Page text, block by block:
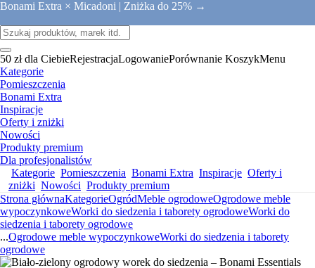
Bonami Extra × Micadoni | Zniżka do 25% →
50 zł dla CiebieRejestracjaLogowaniePorównanie KoszykMenu
Kategorie
Pomieszczenia
Bonami Extra
Inspiracje
Oferty i zniżki
Nowości
Produkty premium
Dla profesjonalistów
Kategorie Pomieszczenia Bonami Extra Inspiracje Oferty i
zniżki Nowości Produkty premium
Strona głównaKategorieOgródMeble ogrodoweOgrodowe meble
wypoczynkoweWorki do siedzenia i taborety ogrodoweWorki do
siedzenia i taborety ogrodowe
...Ogrodowe meble wypoczynkoweWorki do siedzenia i taborety
ogrodowe